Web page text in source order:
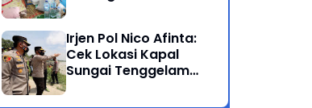
Bandang
Irjen Pol Nico Afinta:
Cek Lokasi Kapal
Sungai Tenggelam